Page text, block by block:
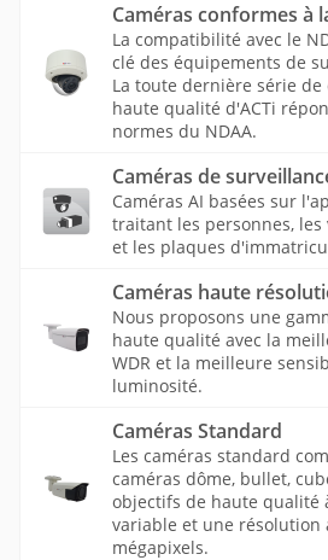
Caméras conformes à
La compatibilité avec le
clé des équipements de
La toute dernière série de
haute qualité d'ACTi
normes du NDAA.
Caméras de
Caméras AI basées sur
traitant les personnes, les
et les plaques
Caméras haute
Nous proposons une
haute qualité avec la
WDR et la meilleure
luminosité.
Caméras Standard
Les caméras standard
caméras dôme, bullet,
objectifs de haute qualité
variable et une résolution
mégapixels.